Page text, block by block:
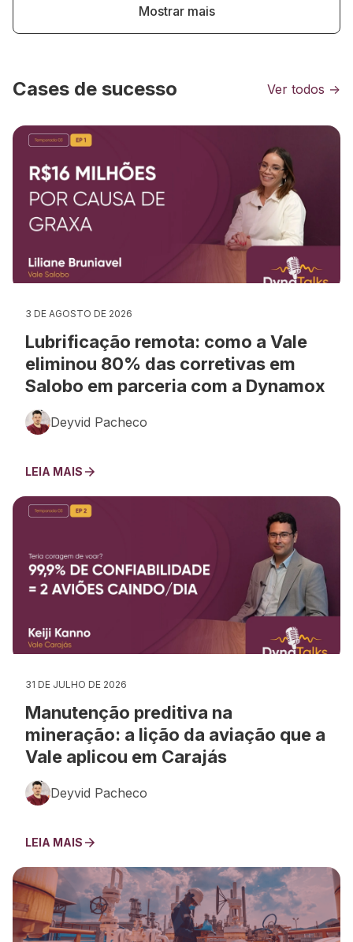
Mostrar mais
Cases de sucesso Ver todos →
3 DE AGOSTO DE 2026
Lubrificação remota: como a Vale
eliminou 80% das corretivas em
Salobo em parceria com a Dynamox
Deyvid Pacheco
LEIA MAIS
31 DE JULHO DE 2026
Manutenção preditiva na
mineração: a lição da aviação que a
Vale aplicou em Carajás
Deyvid Pacheco
LEIA MAIS